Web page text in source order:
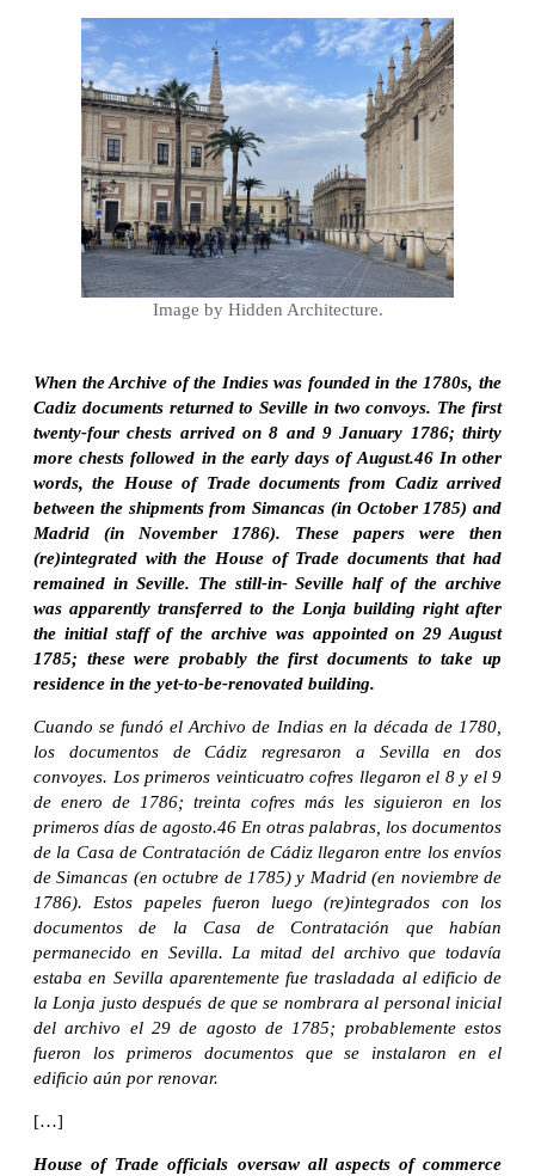
Image by Hidden Architecture.
When the Archive of the Indies was founded in the 1780s, the
Cadiz documents returned to Seville in two convoys. The first
twenty-four chests arrived on 8 and 9 January 1786; thirty
more chests followed in the early days of August.46 In other
words, the House of Trade documents from Cadiz arrived
between the shipments from Simancas (in October 1785) and
Madrid (in November 1786). These papers were then
(re)integrated with the House of Trade documents that had
remained in Seville. The still-in- Seville half of the archive
was apparently transferred to the Lonja building right after
the initial staff of the archive was appointed on 29 August
1785; these were probably the first documents to take up
residence in the yet-to-be-renovated building.
Cuando se fundó el Archivo de Indias en la década de 1780,
los documentos de Cádiz regresaron a Sevilla en dos
convoyes. Los primeros veinticuatro cofres llegaron el 8 y el 9
de enero de 1786; treinta cofres más les siguieron en los
primeros días de agosto.46 En otras palabras, los documentos
de la Casa de Contratación de Cádiz llegaron entre los envíos
de Simancas (en octubre de 1785) y Madrid (en noviembre de
1786). Estos papeles fueron luego (re)integrados con los
documentos de la Casa de Contratación que habían
permanecido en Sevilla. La mitad del archivo que todavía
estaba en Sevilla aparentemente fue trasladada al edificio de
la Lonja justo después de que se nombrara al personal inicial
del archivo el 29 de agosto de 1785; probablemente estos
fueron los primeros documentos que se instalaron en el
edificio aún por renovar.
[…]
House of Trade officials oversaw all aspects of commerce